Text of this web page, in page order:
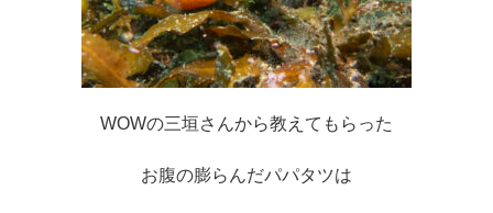
WOWの三垣さんから教えてもらった
お腹の膨らんだパパタツは